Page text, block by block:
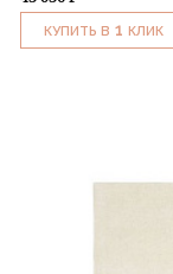
КУПИТЬ В 1 КЛИК